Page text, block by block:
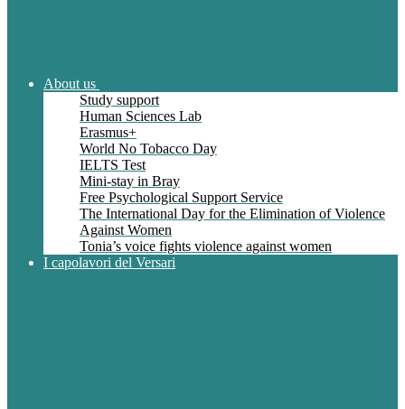
About us
Study support
Human Sciences Lab
Erasmus+
World No Tobacco Day
IELTS Test
Mini-stay in Bray
Free Psychological Support Service
The International Day for the Elimination of Violence
Against Women
Tonia’s voice fights violence against women
I capolavori del Versari